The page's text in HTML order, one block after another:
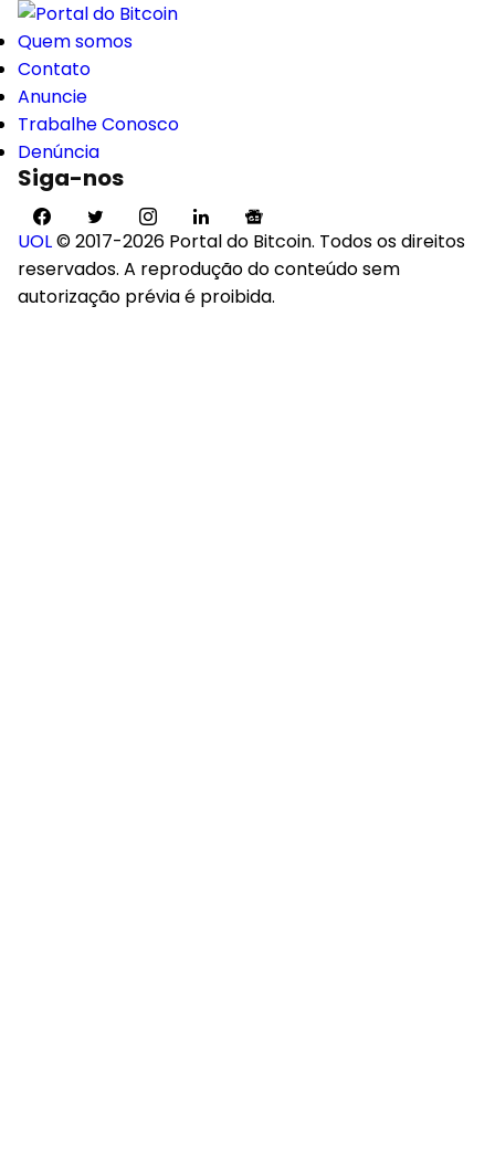
Quem somos
Contato
Anuncie
Trabalhe Conosco
Denúncia
Siga-nos
UOL© 2017-2026 Portal do Bitcoin. Todos os direitos
reservados. A reprodução do conteúdo sem
autorização prévia é proibida.